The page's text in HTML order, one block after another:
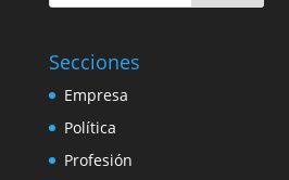
Secciones
Empresa
Política
Profesión